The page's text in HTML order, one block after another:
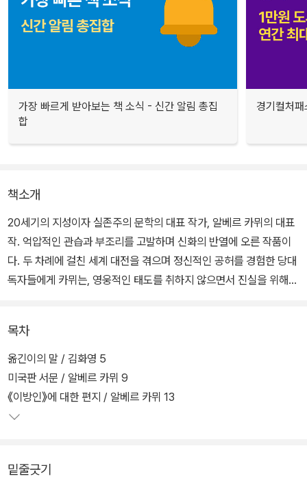
가장 빠르게 받아보는 책 소식 - 신간 알림 총집
합
경기컬처
책소개
20세기의 지성이자 실존주의 문학의 대표 작가, 알베르 카뮈의 대표
작. 억압적인 관습과 부조리를 고발하며 신화의 반열에 오른 작품이
다. 두 차례에 걸친 세계 대전을 겪으며 정신적인 공허를 경험한 당대
독자들에게 카뮈는, 영웅적인 태도를 취하지 않으면서 진실을 위해서
목차
옮긴이의 말 / 김화영 5
미국판 서문 / 알베르 카뮈 9
《이방인》에 대한 편지 / 알베르 카뮈 13
밑줄긋기